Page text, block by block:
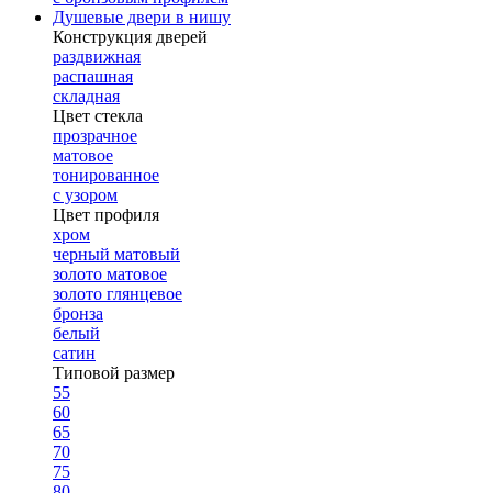
Душевые двери в нишу
Конструкция дверей
раздвижная
распашная
складная
Цвет стекла
прозрачное
матовое
тонированное
с узором
Цвет профиля
хром
черный матовый
золото матовое
золото глянцевое
бронза
белый
сатин
Типовой размер
55
60
65
70
75